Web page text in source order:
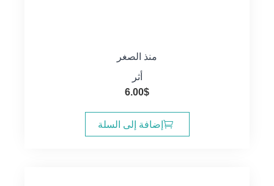
منذ الصغر
أثر
6.00$
إضافة إلى السلة